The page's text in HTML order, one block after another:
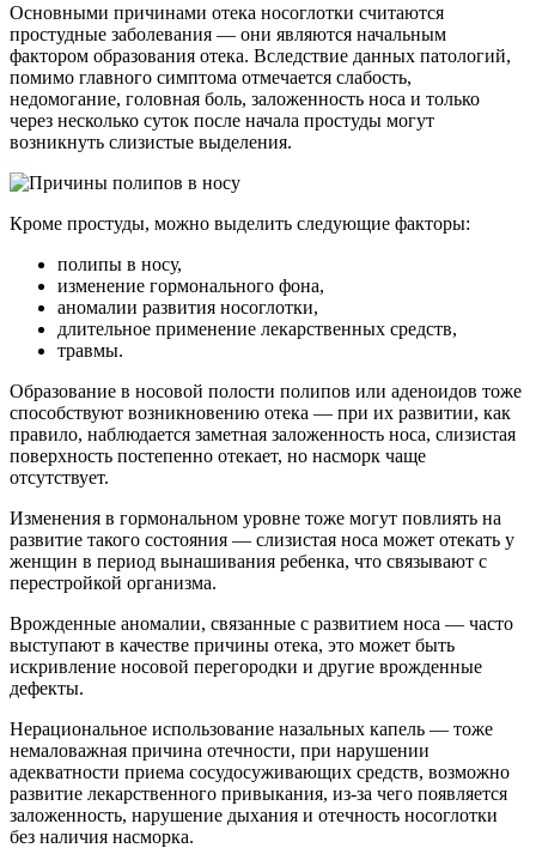
Основными причинами отека носоглотки считаются
простудные заболевания — они являются начальным
фактором образования отека. Вследствие данных патологий,
помимо главного симптома отмечается слабость,
недомогание, головная боль, заложенность носа и только
через несколько суток после начала простуды могут
возникнуть слизистые выделения.
Кроме простуды, можно выделить следующие факторы:
полипы в носу,
изменение гормонального фона,
аномалии развития носоглотки,
длительное применение лекарственных средств,
травмы.
Образование в носовой полости полипов или аденоидов тоже
способствуют возникновению отека — при их развитии, как
правило, наблюдается заметная заложенность носа, слизистая
поверхность постепенно отекает, но насморк чаще
отсутствует.
Изменения в гормональном уровне тоже могут повлиять на
развитие такого состояния — слизистая носа может отекать у
женщин в период вынашивания ребенка, что связывают с
перестройкой организма.
Врожденные аномалии, связанные с развитием носа — часто
выступают в качестве причины отека, это может быть
искривление носовой перегородки и другие врожденные
дефекты.
Нерациональное использование назальных капель — тоже
немаловажная причина отечности, при нарушении
адекватности приема сосудосуживающих средств, возможно
развитие лекарственного привыкания, из-за чего появляется
заложенность, нарушение дыхания и отечность носоглотки
без наличия насморка.